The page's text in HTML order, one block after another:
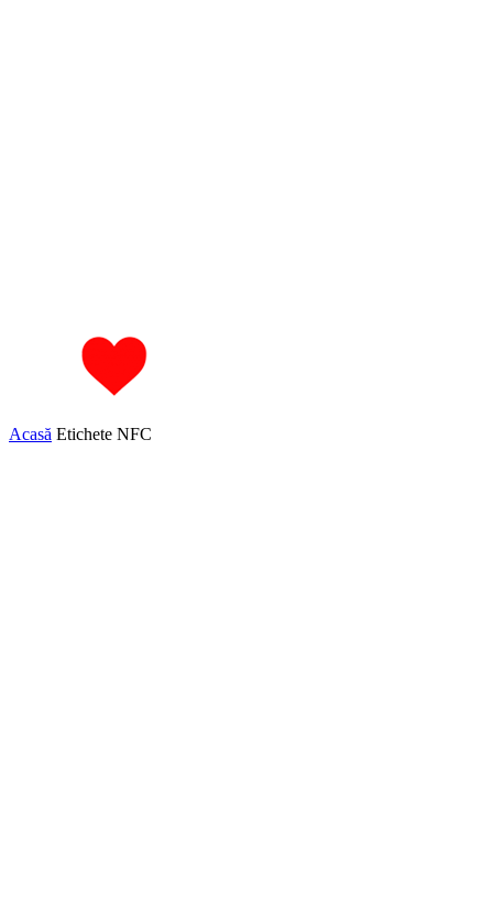
Acasă Etichete NFC